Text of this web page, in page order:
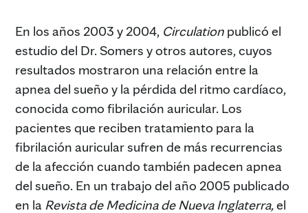
En los años 2003 y 2004, Circulation publicó el
estudio del Dr. Somers y otros autores, cuyos
resultados mostraron una relación entre la
apnea del sueño y la pérdida del ritmo cardíaco,
conocida como fibrilación auricular. Los
pacientes que reciben tratamiento para la
fibrilación auricular sufren de más recurrencias
de la afección cuando también padecen apnea
del sueño. En un trabajo del año 2005 publicado
en la Revista de Medicina de Nueva Inglaterra,el